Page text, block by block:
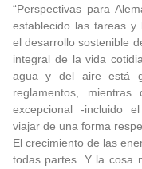
“Perspectivas para
establecido las tareas y
el desarrollo sostenible
integral de la vida
agua y del aire está
reglamentos,
excepcional -incluido
viajar de una forma
El crecimiento de las
todas partes. Y la cosa